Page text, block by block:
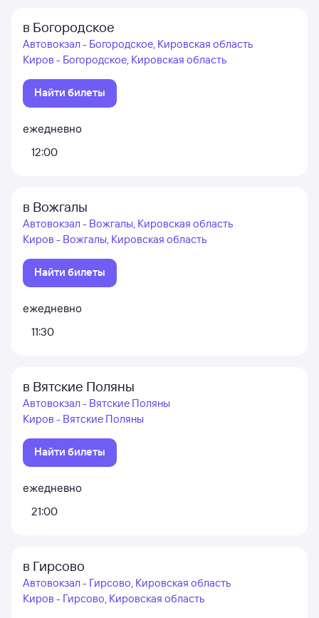
в Богородское
Автовокзал - Богородское, Кировская область
Киров - Богородское, Кировская область
Найти билеты
ежедневно
12:00
в Вожгалы
Автовокзал - Вожгалы, Кировская область
Киров - Вожгалы, Кировская область
Найти билеты
ежедневно
11:30
в Вятские Поляны
Автовокзал - Вятские Поляны
Киров - Вятские Поляны
Найти билеты
ежедневно
21:00
в Гирсово
Автовокзал - Гирсово, Кировская область
Киров - Гирсово, Кировская область